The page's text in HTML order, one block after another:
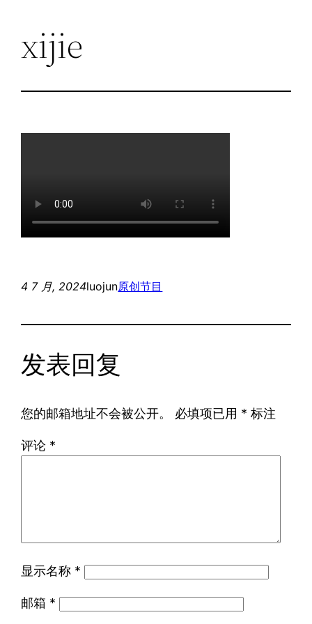
xijie
4 7 月, 2024luojun原创节目
发表回复
您的邮箱地址不会被公开。 必填项已用 * 标注
评论 *
显示名称 *
邮箱 *